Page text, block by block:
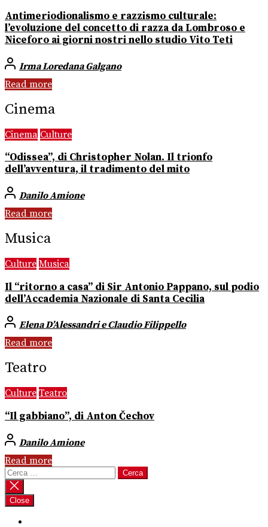
Antimeriodionalismo e razzismo culturale:
l’evoluzione del concetto di razza da Lombroso e
Niceforo ai giorni nostri nello studio Vito Teti
Irma Loredana Galgano
Read more
Cinema
Cinema Culture
“Odissea”, di Christopher Nolan. Il trionfo
dell’avventura, il tradimento del mito
Danilo Amione
Read more
Musica
Culture Musica
Il “ritorno a casa” di Sir Antonio Pappano, sul podio
dell’Accademia Nazionale di Santa Cecilia
Elena D’Alessandri e Claudio Filippello
Read more
Teatro
Culture Teatro
“Il gabbiano”, di Anton Čechov
Danilo Amione
Read more
Ricerca
per:
Close